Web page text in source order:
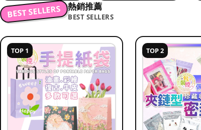
BEST SELLERS 熱銷推薦
BEST SELLERS
TOP 1 TOP 2